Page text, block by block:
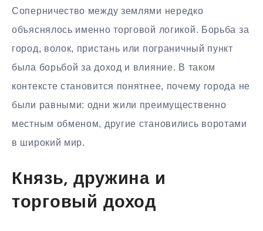
Соперничество между землями нередко
объяснялось именно торговой логикой. Борьба за
город, волок, пристань или пограничный пункт
была борьбой за доход и влияние. В таком
контексте становится понятнее, почему города не
были равными: одни жили преимущественно
местным обменом, другие становились воротами
в широкий мир.
Князь, дружина и
торговый доход